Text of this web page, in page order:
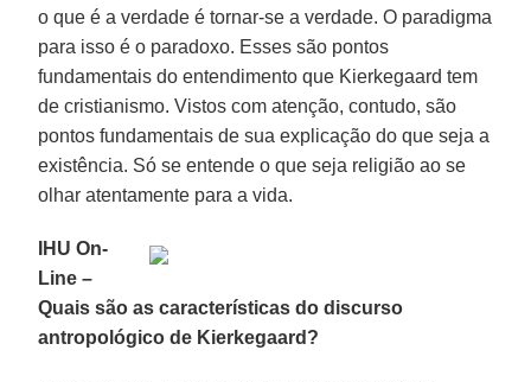
o que é a verdade é tornar-se a verdade. O paradigma
para isso é o paradoxo. Esses são pontos
fundamentais do entendimento que Kierkegaard tem
de cristianismo. Vistos com atenção, contudo, são
pontos fundamentais de sua explicação do que seja a
existência. Só se entende o que seja religião ao se
olhar atentamente para a vida.
IHU On-
Line –
Quais são as características do discurso
antropológico de Kierkegaard?